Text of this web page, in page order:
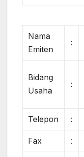
Nama
Emiten
:
Bidang
Usaha
:
Telepon :
Fax :